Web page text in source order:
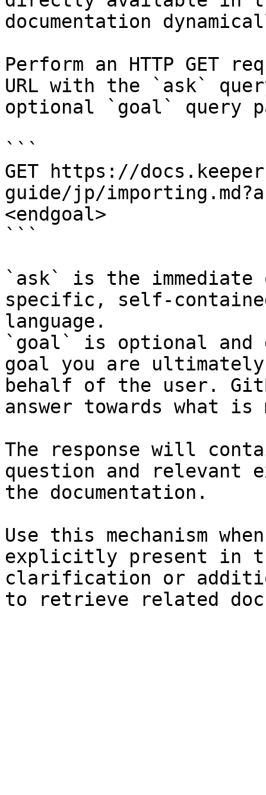
documentation
Perform an HTTP GET
URL with the `ask`
optional `goal` query
```
GET https://
guide/jp/
<endgoal>
```
`ask` is the
specific, self-
language.
`goal` is optional and
goal you are
behalf of the user.
answer towards what
The response will
question and relevant
the documentation.
Use this mechanism
explicitly present in
clarification or